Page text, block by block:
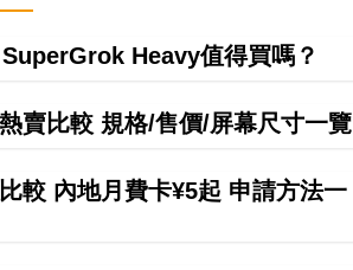
Heavy值得買嗎？
賣比較 規格/售價/屏幕尺寸一覽
較 內地月費卡¥5起 申請方法一